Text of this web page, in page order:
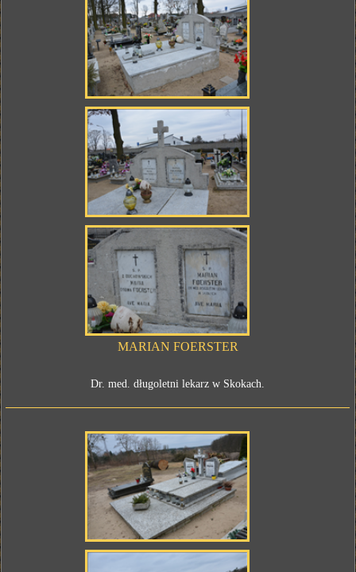
MARIAN FOERSTER
Dr. med. długoletni lekarz w Skokach.